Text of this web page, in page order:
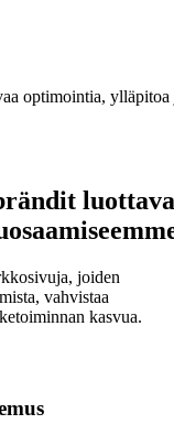
optimointia, ylläpitoa
joiden
vahvistaa
kasvua.